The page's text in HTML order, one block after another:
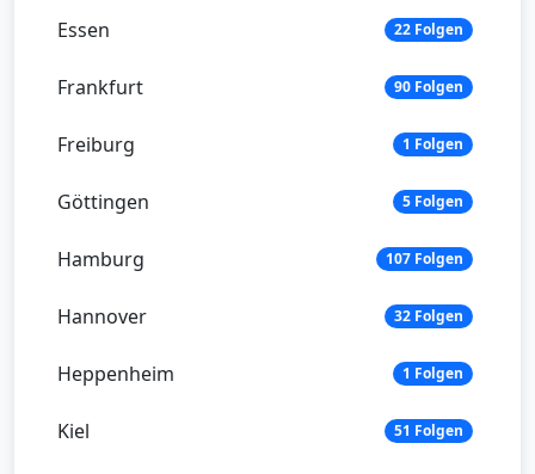
Essen 22 Folgen
Frankfurt 90 Folgen
Freiburg 1 Folgen
Göttingen 5 Folgen
Hamburg 107 Folgen
Hannover 32 Folgen
Heppenheim 1 Folgen
Kiel 51 Folgen